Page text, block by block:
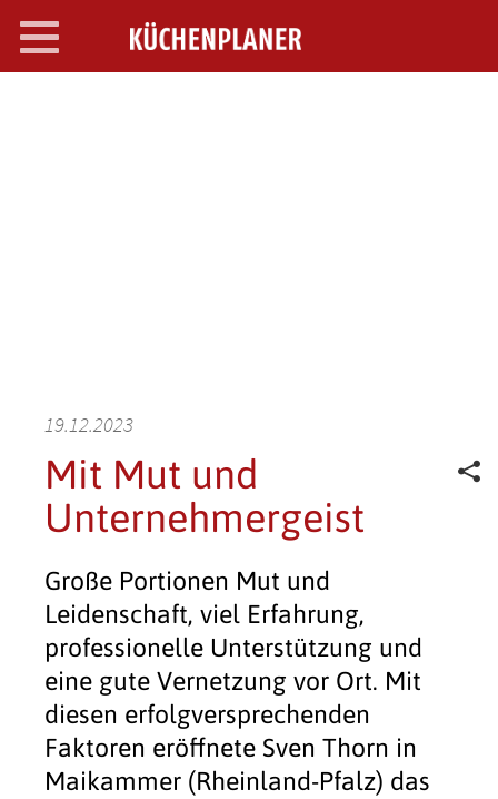
Toggle
navigation
19.12.2023
Mit Mut und
Unternehmergeist
Große Portionen Mut und
Leidenschaft, viel Erfahrung,
professionelle Unterstützung und
eine gute Vernetzung vor Ort. Mit
diesen erfolgversprechenden
Faktoren eröffnete Sven Thorn in
Maikammer (Rheinland-Pfalz) das